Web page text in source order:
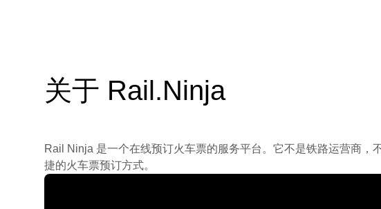
关于 Rail.Ninja
Rail Ninja 是一个在线预订火车票的服务平台。它不是铁路运营商
捷的火车票预订方式。